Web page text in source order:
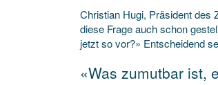
Christian Hugi, Präsident des
diese Frage auch schon
jetzt so vor?» Entscheidend
«Was zumutbar ist,